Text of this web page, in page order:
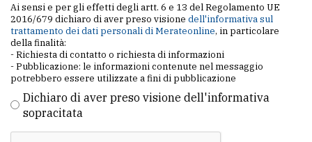
Ai sensi e per gli effetti degli artt. 6 e 13 del Regolamento UE
2016/679 dichiaro di aver preso visione dell'informativa sul
trattamento dei dati personali di Merateonline, in particolare
della finalità:
- Richiesta di contatto o richiesta di informazioni
- Pubblicazione: le informazioni contenute nel messaggio
potrebbero essere utilizzate a fini di pubblicazione
Dichiaro di aver preso visione dell'informativa
sopracitata